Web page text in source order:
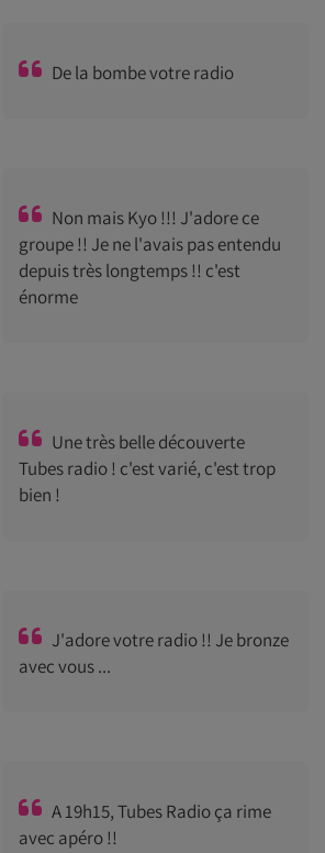
De la bombe votre radio
Non mais Kyo !!! J'adore ce
groupe !! Je ne l'avais pas entendu
depuis très longtemps !! c'est
énorme
Une très belle découverte
Tubes radio ! c'est varié, c'est trop
bien !
J'adore votre radio !! Je bronze
avec vous ...
A 19h15, Tubes Radio ça rime
avec apéro !!